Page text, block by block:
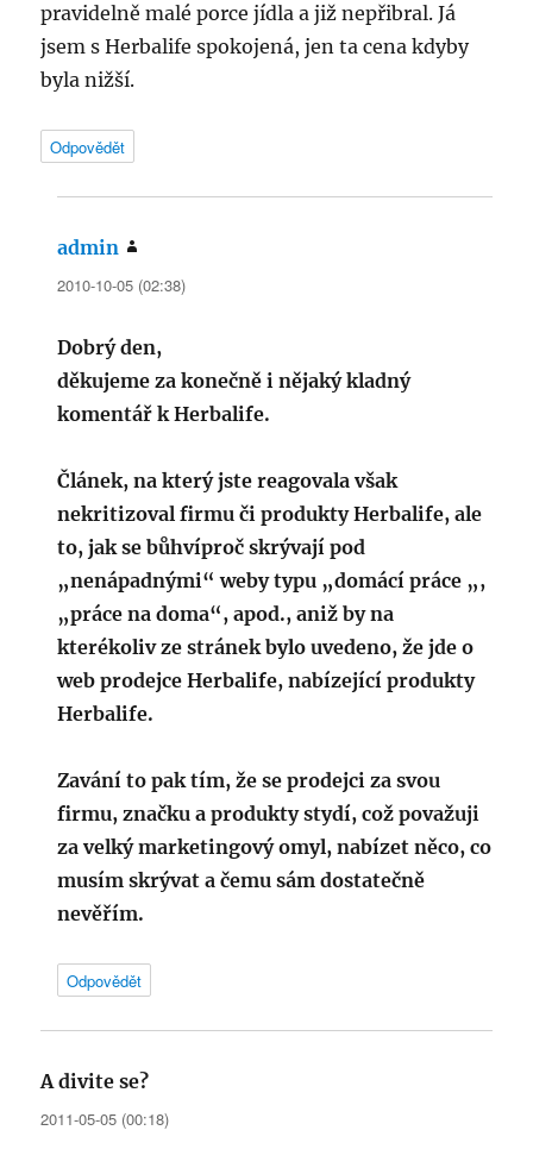
pravidelně malé porce jídla a již nepřibral. Já
jsem s Herbalife spokojená, jen ta cena kdyby
byla nižší.
Odpovědět
admin
2010-10-05 (02:38)
Dobrý den,
děkujeme za konečně i nějaký kladný
komentář k Herbalife.
Článek, na který jste reagovala však
nekritizoval firmu či produkty Herbalife, ale
to, jak se bůhvíproč skrývají pod
„nenápadnými“ weby typu „domácí práce „,
„práce na doma“, apod., aniž by na
kterékoliv ze stránek bylo uvedeno, že jde o
web prodejce Herbalife, nabízející produkty
Herbalife.
Zavání to pak tím, že se prodejci za svou
firmu, značku a produkty stydí, což považuji
za velký marketingový omyl, nabízet něco, co
musím skrývat a čemu sám dostatečně
nevěřím.
Odpovědět
A divite se?
2011-05-05 (00:18)